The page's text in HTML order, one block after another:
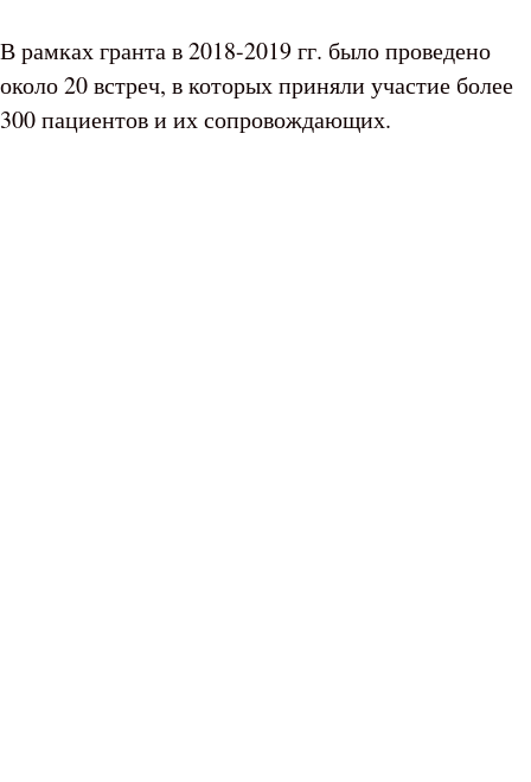
В рамках гранта в 2018-2019 гг. было проведено
около 20 встреч, в которых приняли участие более
300 пациентов и их сопровождающих.